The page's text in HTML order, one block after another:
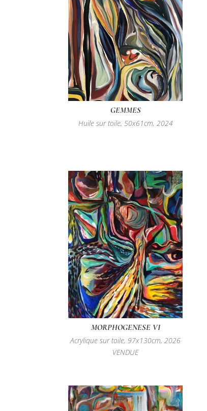
GEMMES
Huile sur toile, 50x61cm, 2024
MORPHOGENESE VI
Acrylique sur toile, 97x130cm, 2026
VENDUE